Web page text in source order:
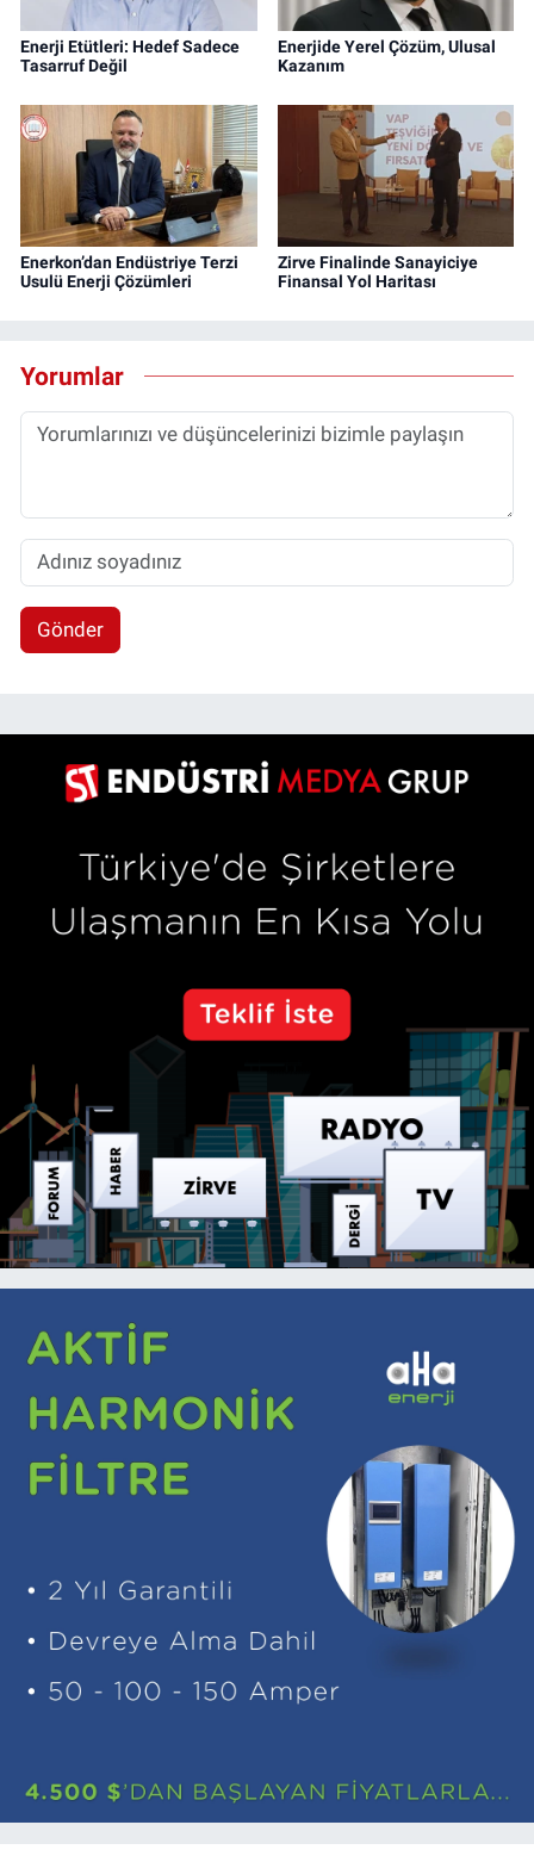
Enerji Etütleri: Hedef Sadece
Tasarruf Değil
Enerjide Yerel Çözüm, Ulusal
Kazanım
Enerkon’dan Endüstriye Terzi
Usulü Enerji Çözümleri
Zirve Finalinde Sanayiciye
Finansal Yol Haritası
Yorumlar
Gönder